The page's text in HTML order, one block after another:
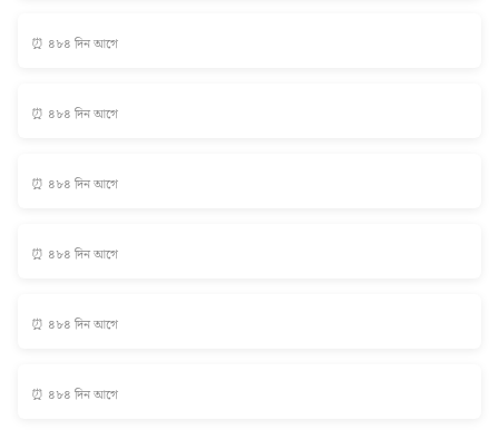
⏰ ৪৮৪ দিন আগে
⏰ ৪৮৪ দিন আগে
⏰ ৪৮৪ দিন আগে
⏰ ৪৮৪ দিন আগে
⏰ ৪৮৪ দিন আগে
⏰ ৪৮৪ দিন আগে